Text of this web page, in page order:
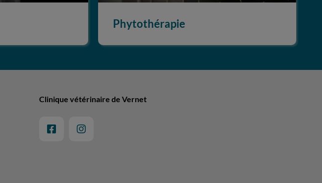
Phytothérapie
Clinique vétérinaire de Vernet